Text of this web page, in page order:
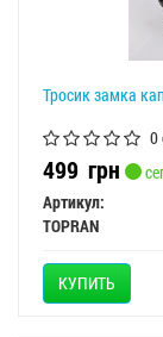
Тросик замка
0
499 грн
Артикул:
TOPRAN
КУПИТЬ